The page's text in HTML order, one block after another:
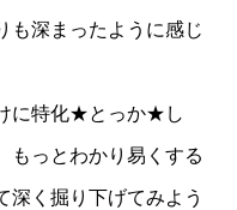
も深まったように感じ
に特化★とっか★し
もっとわかり易くする
深く掘り下げてみよう